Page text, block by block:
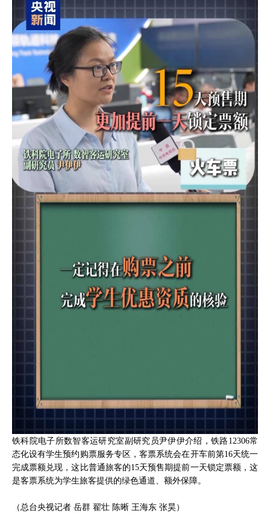
铁科院电子所数智客运研究室副研究员尹伊伊介绍，铁路12306常
态化设有学生预约购票服务专区，客票系统会在开车前第16天统一
完成票额兑现，这比普通旅客的15天预售期提前一天锁定票额，这
是客票系统为学生旅客提供的绿色通道、额外保障。
（总台央视记者 岳群 翟壮 陈晰 王海东 张昊）